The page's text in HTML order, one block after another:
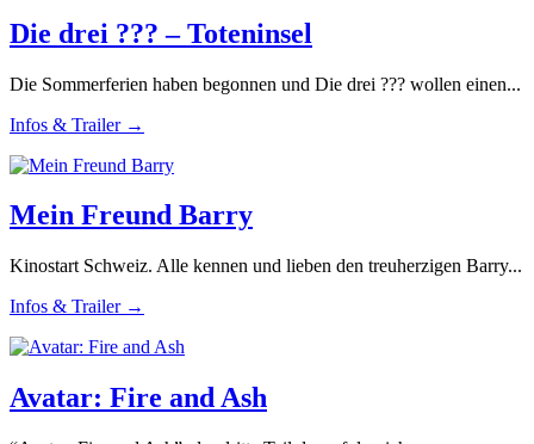
Die drei ??? – Toteninsel
Die Sommerferien haben begonnen und Die drei ??? wollen einen...
Infos & Trailer →
Mein Freund Barry
Kinostart Schweiz. Alle kennen und lieben den treuherzigen Barry...
Infos & Trailer →
Avatar: Fire and Ash